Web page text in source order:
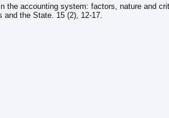
the accounting system: factors, nature and
and the State. 15 (2), 12-17.